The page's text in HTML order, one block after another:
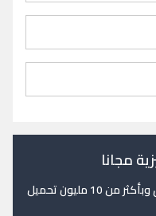
مجانا
مليون تحميل